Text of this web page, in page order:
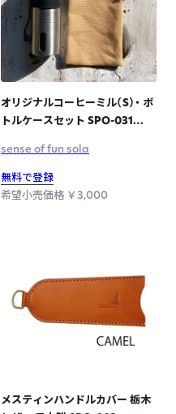
オリジナルコーヒーミル（S）・ ボ
トルケースセット SPO-031
sense of fun sola
無料で登録
希望小売価格 ￥3,000
メスティンハンドルカバー 栃木